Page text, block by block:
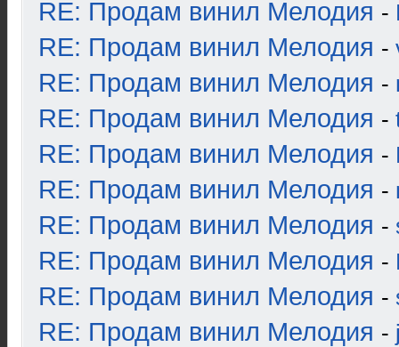
RE: Продам винил Мелодия -
RE: Продам винил Мелодия -
RE: Продам винил Мелодия -
RE: Продам винил Мелодия -
RE: Продам винил Мелодия -
RE: Продам винил Мелодия -
RE: Продам винил Мелодия -
RE: Продам винил Мелодия -
RE: Продам винил Мелодия -
RE: Продам винил Мелодия -